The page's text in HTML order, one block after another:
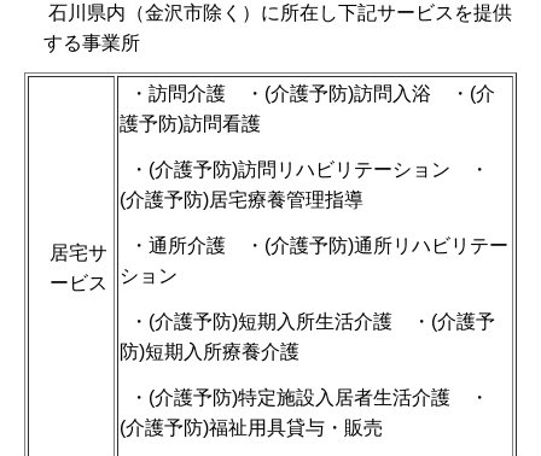
石川県内（金沢市除く）に所在し下記サービスを提供
する事業所
居宅サ
ービス
・訪問介護 ・(介護予防)訪問入浴 ・(介
護予防)訪問看護
・(介護予防)訪問リハビリテーション ・
(介護予防)居宅療養管理指導
・通所介護 ・(介護予防)通所リハビリテー
ション
・(介護予防)短期入所生活介護 ・(介護予
防)短期入所療養介護
・(介護予防)特定施設入居者生活介護 ・
(介護予防)福祉用具貸与・販売